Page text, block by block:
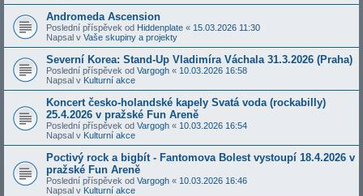
Andromeda Ascension
Poslední příspěvek od Hiddenplate « 15.03.2026 11:30
Napsal v Vaše skupiny a projekty
Severní Korea: Stand-Up Vladimíra Váchala 31.3.2026 (Praha)
Poslední příspěvek od Vargogh « 10.03.2026 16:58
Napsal v Kulturní akce
Koncert česko-holandské kapely Svatá voda (rockabilly)
25.4.2026 v pražské Fun Areně
Poslední příspěvek od Vargogh « 10.03.2026 16:54
Napsal v Kulturní akce
Poctivý rock a bigbít - Fantomova Bolest vystoupí 18.4.2026 v
pražské Fun Areně
Poslední příspěvek od Vargogh « 10.03.2026 16:46
Napsal v Kulturní akce